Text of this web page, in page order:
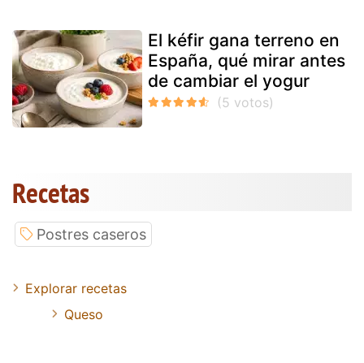
El kéfir gana terreno en
España, qué mirar antes
de cambiar el yogur
Recetas
Postres caseros
Explorar recetas
Queso